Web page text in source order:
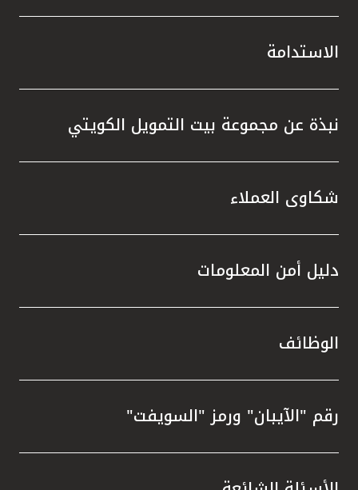
الاستدامة
نبذة عن مجموعة بيت التمويل الكويتي
شكاوى العملاء
دليل أمن المعلومات
الوظائف
رقم "الآيبان" ورمز "السويفت"